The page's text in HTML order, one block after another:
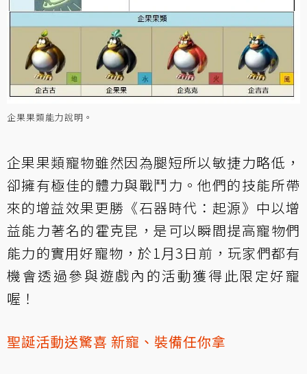
企果果類能力說明。
企果果類寵物雖然因為腿短所以敏捷力略低，
卻擁有極佳的體力與戰鬥力。他們的技能所帶
來的增益效果更勝《石器時代：起源》中以增
益能力著名的霍克昆，是可以瞬間提高寵物們
能力的實用好寵物，於1月3日前，玩家們都有
機會透過參與遊戲內的活動獲得此限定好寵
喔！
聖誕活動送驚喜 新寵、裝備任你拿